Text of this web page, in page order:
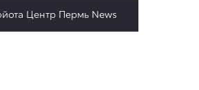
Центр Пермь News